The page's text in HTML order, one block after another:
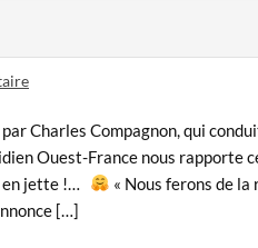
Charles Compagnon, qui
Ouest-France nous rapporte
en jette !…
« Nous ferons de
[…]